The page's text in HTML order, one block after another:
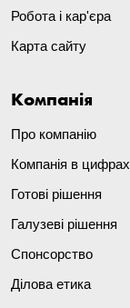
Робота і кар'єра
Карта сайту
Компанія
Про компанію
Компанія в цифрах
Готові рішення
Галузеві рішення
Спонсорство
Ділова етика